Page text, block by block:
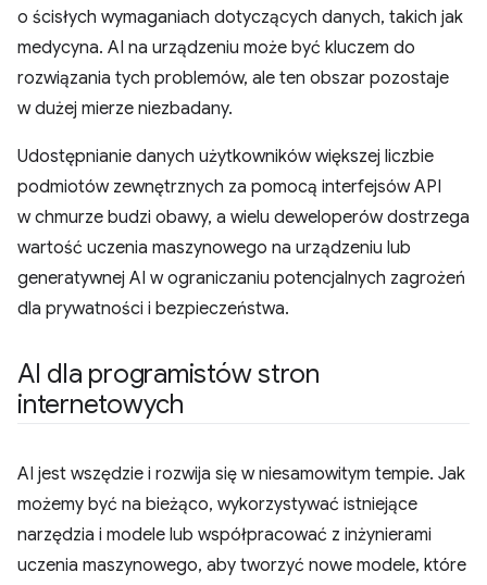
o ścisłych wymaganiach dotyczących danych, takich jak
medycyna. AI na urządzeniu może być kluczem do
rozwiązania tych problemów, ale ten obszar pozostaje
w dużej mierze niezbadany.
Udostępnianie danych użytkowników większej liczbie
podmiotów zewnętrznych za pomocą interfejsów API
w chmurze budzi obawy, a wielu deweloperów dostrzega
wartość uczenia maszynowego na urządzeniu lub
generatywnej AI w ograniczaniu potencjalnych zagrożeń
dla prywatności i bezpieczeństwa.
AI dla programistów stron
internetowych
AI jest wszędzie i rozwija się w niesamowitym tempie. Jak
możemy być na bieżąco, wykorzystywać istniejące
narzędzia i modele lub współpracować z inżynierami
uczenia maszynowego, aby tworzyć nowe modele, które